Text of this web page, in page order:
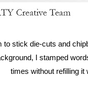
to stick die-cuts and
I stamped
times without refilling it